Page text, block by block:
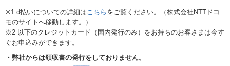
※1 d払いについての詳細はこちら をご覧ください。（株式会社NTTドコ
モのサイトへ移動します。）
※2 以下のクレジットカード（国内発行のみ）をお持ちのお客さまは今す
ぐお申込みができます。
・弊社からは領収書の発行をしておりません。